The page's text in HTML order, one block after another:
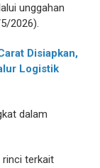
unggahan
2026).
Disiapkan,
Logistik
dalam
rinci terkait